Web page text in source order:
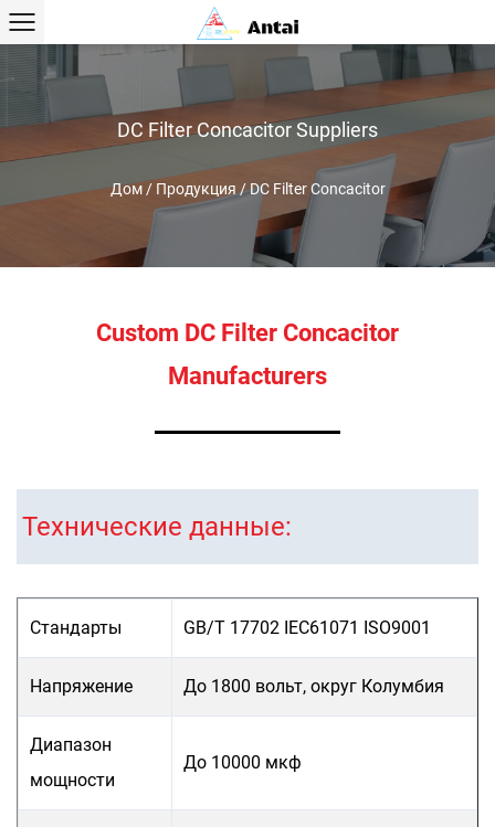
DC Filter Concacitor Suppliers
Дом/ Продукция/DC Filter Concacitor
Custom DC Filter Concacitor
Manufacturers
Технические данные:
Стандарты GB/T 17702 IEC61071 ISO9001
Напряжение До 1800 вольт, округ Колумбия
Диапазон
мощности
До 10000 мкф